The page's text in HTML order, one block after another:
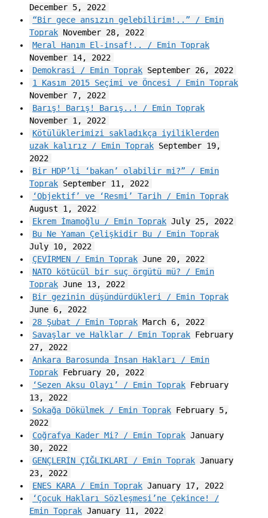
December 5, 2022
“Bir gece ansızın gelebilirim!..” / Emin
ToprakNovember 28, 2022
Meral Hanım El-insaf!.. / Emin Toprak
November 14, 2022
Demokrasi / Emin Toprak September 26, 2022
1 Kasım 2015 Seçimi ve Öncesi / Emin Toprak
November 7, 2022
Barış! Barış! Barış..! / Emin Toprak
November 1, 2022
Kötülüklerimizi sakladıkça iyiliklerden
uzak kalırız / Emin ToprakSeptember 19,
2022
Bir HDP’li ‘bakan’ olabilir mi?” / Emin
ToprakSeptember 11, 2022
‘Objektif’ ve ‘Resmi’ Tarih / Emin Toprak
August 1, 2022
Ekrem İmamoğlu / Emin Toprak July 25, 2022
Bu Ne Yaman Çelişkidir Bu / Emin Toprak
July 10, 2022
ÇEVİRMEN / Emin Toprak June 20, 2022
NATO kötücül bir suç örgütü mü? / Emin
ToprakJune 13, 2022
Bir gezinin düşündürdükleri / Emin Toprak
June 6, 2022
28 Şubat / Emin Toprak March 6, 2022
Savaşlar ve Halklar / Emin Toprak February
27, 2022
Ankara Barosunda İnsan Hakları / Emin
ToprakFebruary 20, 2022
‘Sezen Aksu Olayı’ / Emin Toprak February
13, 2022
Sokağa Dökülmek / Emin Toprak February 5,
2022
Coğrafya Kader Mi? / Emin Toprak January
30, 2022
GENÇLERİN ÇIĞLIKLARI / Emin Toprak January
23, 2022
ENES KARA / Emin Toprak January 17, 2022
‘Çocuk Hakları Sözleşmesi’ne Çekince! /
Emin ToprakJanuary 11, 2022